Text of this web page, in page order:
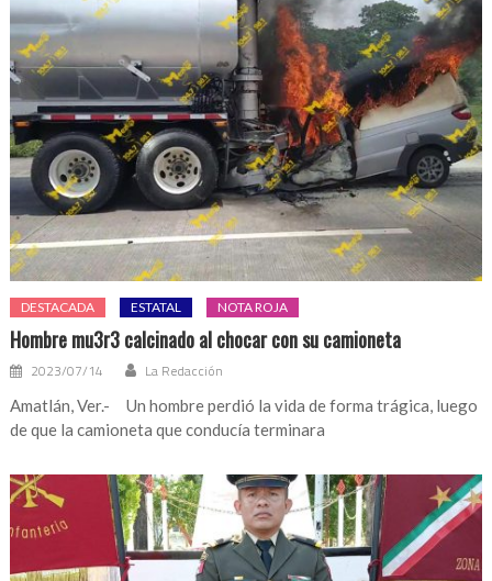
DESTACADA ESTATAL NOTA ROJA
Hombre mu3r3 calcinado al chocar con su camioneta
2023/07/14 La Redacción
Amatlán, Ver.- Un hombre perdió la vida de forma trágica, luego
de que la camioneta que conducía terminara